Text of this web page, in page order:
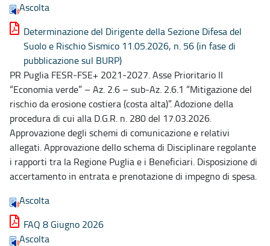
Ascolta
Determinazione del Dirigente della Sezione Difesa del
Suolo e Rischio Sismico 11.05.2026, n. 56 (in fase di
pubblicazione sul BURP)
PR Puglia FESR-FSE+ 2021-2027. Asse Prioritario II
“Economia verde” – Az. 2.6 – sub-Az. 2.6.1 “Mitigazione del
rischio da erosione costiera (costa alta)”. Adozione della
procedura di cui alla D.G.R. n. 280 del 17.03.2026.
Approvazione degli schemi di comunicazione e relativi
allegati. Approvazione dello schema di Disciplinare regolante
i rapporti tra la Regione Puglia e i Beneficiari. Disposizione di
accertamento in entrata e prenotazione di impegno di spesa.
Ascolta
FAQ 8 Giugno 2026
Ascolta